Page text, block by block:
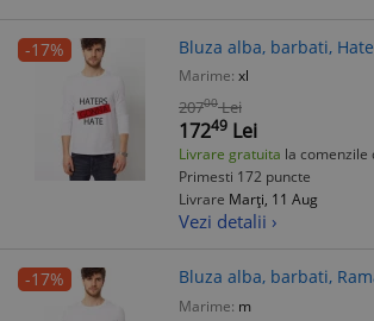
-17% Bluza alba, barbati,
Marime: xl
20700 Lei
17249 Lei
Livrare gratuita la comenzile
Primesti 172 puncte
Livrare Marți, 11 Aug
Vezi detalii ›
-17% Bluza alba, barbati,
Marime: m